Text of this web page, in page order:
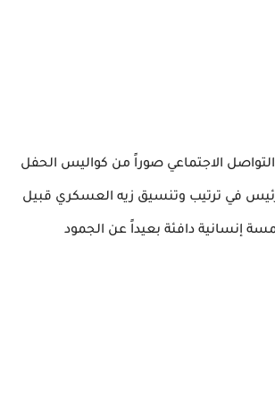
التواصل الاجتماعي صوراً من كواليس الحفل
في ترتيب وتنسيق زيه العسكري قبيل
إنسانية دافئة بعيداً عن الجمود